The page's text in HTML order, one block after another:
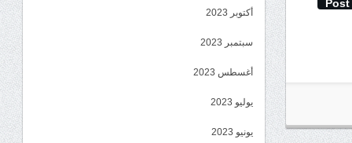
Post
أكتوبر 2023
سبتمبر 2023
أغسطس 2023
يوليو 2023
يونيو 2023